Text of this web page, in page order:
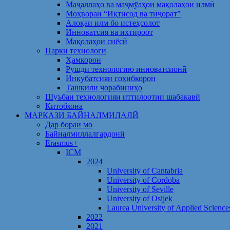
Маҷаллаҳо ва маҷмӯаҳои мақолаҳои илмӣ
Моҳвораи “Иқтисод ва тиҷорат”
Алоқаи илм бо истеҳсолот
Инноватсия ва ихтироот
Мақолаҳои сиёсӣ
Парки технологӣ
Ҳамкорон
Рушди технологию инноватсионӣ
Инкубатсияи соҳибкорон
Ташкили чорабиниҳо
Шуъбаи технологияи иттилоотии шабакавӣ
Китобхона
МАРКАЗИ БАЙНАЛМИЛАЛӢ
Дар бораи мо
Байналмиллалгардонӣ
Erasmus+
ICM
2024
University of Cantabria
University of Cordoba
University of Seville
University of Osijek
Laurea University of Applied
2022
2021